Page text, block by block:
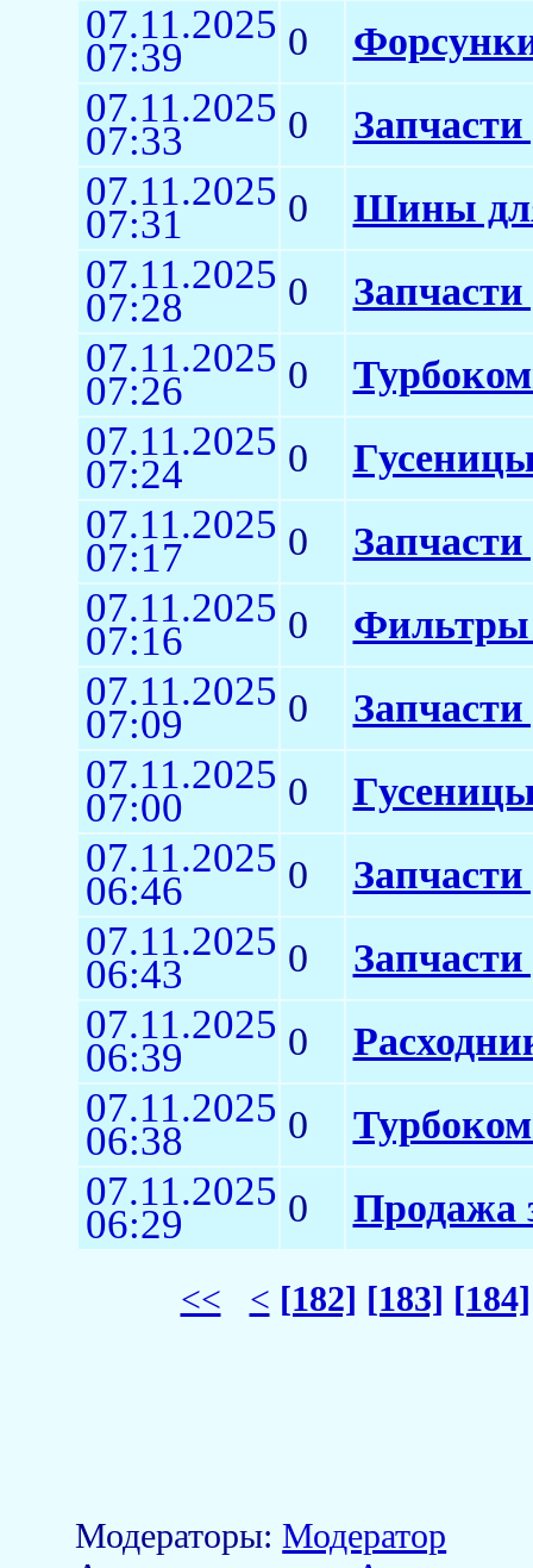
07.11.2025
07:39 0
07.11.2025
07:33 0
07.11.2025
07:31 0 Шины
07.11.2025
07:28 0 Запчасти
07.11.2025
07:26 0
07.11.2025
07:24 0
07.11.2025
07:17 0
07.11.2025
07:16 0 Фильтры
07.11.2025
07:09 0 Запчасти
07.11.2025
07:00 0
07.11.2025
06:46 0
07.11.2025
06:43 0
07.11.2025
06:39 0
07.11.2025
06:38 0
07.11.2025
06:29 0 Продажа
<< < [182] [183] [184]
Модераторы:Модератор